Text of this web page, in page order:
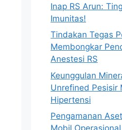
Inap RS Arun:
Imunitas!
Tindakan Tegas
Membongkar
Anestesi RS
Keunggulan
Unrefined Pesisir
Hipertensi
Pengamanan